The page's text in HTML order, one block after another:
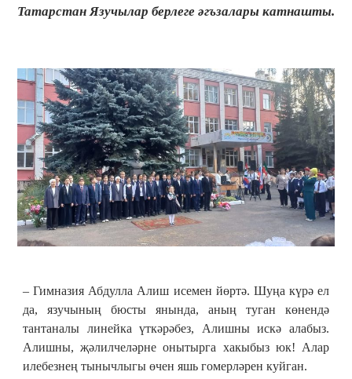
Татарстан Язучылар берлеге әгъзалары катнашты.
– Гимназия Абдулла Алиш исемен йөртә. Шуңа күрә ел
да, язучының бюсты янында, аның туган көнендә
тантаналы линейка үткәрәбез, Алишны искә алабыз.
Алишны, җәлилчеләрне онытырга хакыбыз юк! Алар
илебезнең тынычлыгы өчен яшь гомерләрен куйган.